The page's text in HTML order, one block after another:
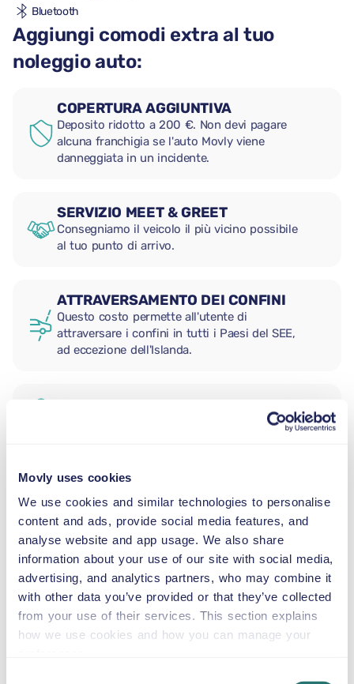
Movly uses cookies
We use cookies and similar technologies to personalise
content and ads, provide social media features, and
analyse website and app usage. We also share
information about your use of our site with social media,
advertising, and analytics partners, who may combine it
with other data you’ve provided or that they’ve collected
from your use of their services. This section explains
how we use cookies and how you can manage your
Bluetooth
Aggiungi comodi extra al tuo
noleggio auto:
COPERTURA AGGIUNTIVA
Deposito ridotto a 200 €. Non devi pagare
alcuna franchigia se l'auto Movly viene
danneggiata in un incidente.
SERVIZIO MEET & GREET
Consegniamo il veicolo il più vicino possibile
al tuo punto di arrivo.
ATTRAVERSAMENTO DEI CONFINI
Questo costo permette all'utente di
attraversare i confini in tutti i Paesi del SEE,
ad eccezione dell'Islanda.
SEGGIOLINO NEONATO
SEGGIOLINO PER BAMBINI
9–18 kg
SEGGIOLINO ALZABIMBO
15–36 kg